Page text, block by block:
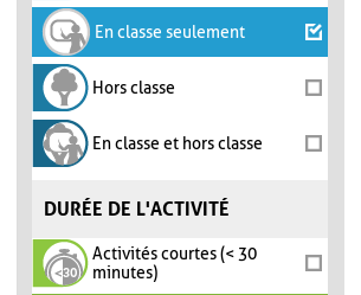
En classe seulement
Hors classe
En classe et hors classe
DURÉE DE L'ACTIVITÉ
Activités courtes (< 30
minutes)